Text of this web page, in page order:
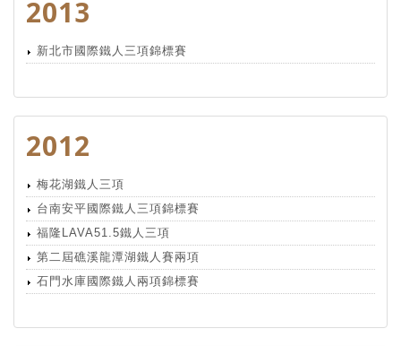
2013
新北市國際鐵人三項錦標賽
2012
梅花湖鐵人三項
台南安平國際鐵人三項錦標賽
福隆LAVA51.5鐵人三項
第二屆礁溪龍潭湖鐵人賽兩項
石門水庫國際鐵人兩項錦標賽